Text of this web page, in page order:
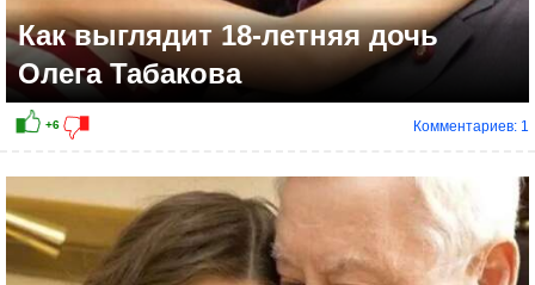
+4
Как выглядит 18-летняя дочь
Олега Табакова
Комментариев: 1